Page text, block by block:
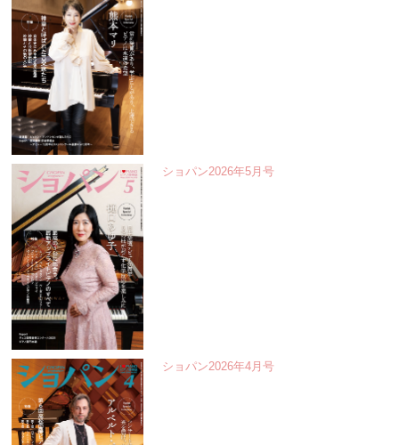
ショパン2026年5月号
ショパン2026年4月号